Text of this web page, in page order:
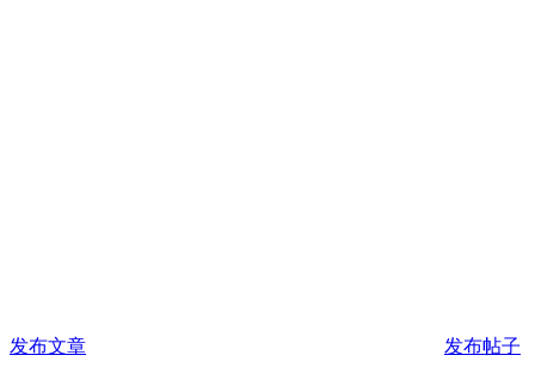
发布文章 发布帖子